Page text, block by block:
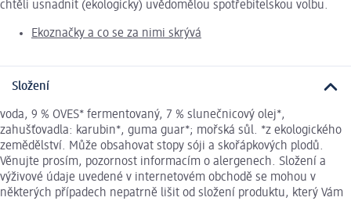
chtěli usnadnit (ekologicky) uvědomělou spotřebitelskou volbu.
Ekoznačky a co se za nimi skrývá
Složení
voda, 9 % OVES* fermentovaný, 7 % slunečnicový olej*,
zahušťovadla: karubin*, guma guar*; mořská sůl. *z ekologického
zemědělství. Může obsahovat stopy sóji a skořápkových plodů.
Věnujte prosím, pozornost informacím o alergenech. Složení a
výživové údaje uvedené v internetovém obchodě se mohou v
některých případech nepatrně lišit od složení produktu, který Vám